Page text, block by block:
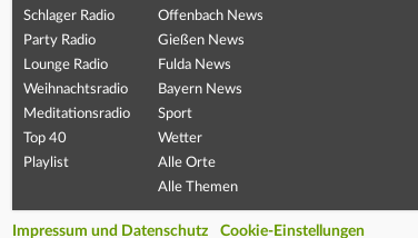
Schlager Radio
Party Radio
Lounge Radio
Weihnachtsradio
Meditationsradio
Top 40
Playlist
Offenbach News
Gießen News
Fulda News
Bayern News
Sport
Wetter
Alle Orte
Alle Themen
Impressum und Datenschutz Cookie-Einstellungen